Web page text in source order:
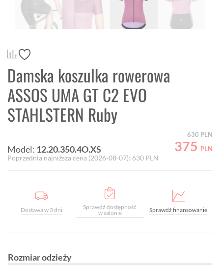
Damska koszulka rowerowa
ASSOS UMA GT C2 EVO
STAHLSTERN Ruby
Model: 12.20.350.4O.XS
630 PLN
375 PLN
Poprzednia najniższa cena (2026-08-07): 630 PLN
Dostawa w 3 dni
Sprawdź dostępność
w salonie
Sprawdź finansowanie
Rozmiar odzieży